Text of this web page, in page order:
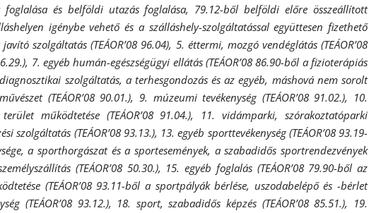
foglalása és belföldi utazás foglalása, 79.12-ből belföldi előre összeállított
igénybe vehető és a szálláshely-szolgáltatással együttesen fizethető
szolgáltatás (TEÁOR’08 96.04), 5. éttermi, mozgó vendéglátás (TEÁOR’08
7. egyéb humán-egészségügyi ellátás (TEÁOR’08 86.90-ből a fizioterápiás
szolgáltatás, a terhesgondozás és az egyéb, máshová nem sorolt
(TEÁOR’08 90.01.), 9. múzeumi tevékenység (TEÁOR’08 91.02.), 10.
működtetése (TEÁOR’08 91.04.), 11. vidámparki, szórakoztatóparki
szolgáltatás (TEÁOR’08 93.13.), 13. egyéb sporttevékenység (TEÁOR’08 93.19-
a sporthorgászat és a sportesemények, a szabadidős sportrendezvények
(TEÁOR’08 50.30.), 15. egyéb foglalás (TEÁOR’08 79.90-ből az
(TEÁOR’08 93.11-ből a sportpályák bérlése, uszodabelépő és -bérlet
(TEÁOR’08 93.12.), 18. sport, szabadidős képzés (TEÁOR’08 85.51.), 19.